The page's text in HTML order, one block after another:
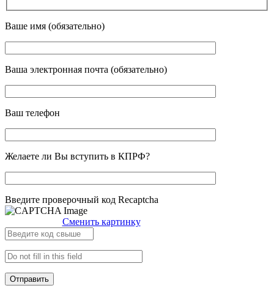
Ваше имя (обязательно)
Ваша электронная почта (обязательно)
Ваш телефон
Желаете ли Вы вступить в КПРФ?
Введите проверочный код Recaptcha
Сменить картинку